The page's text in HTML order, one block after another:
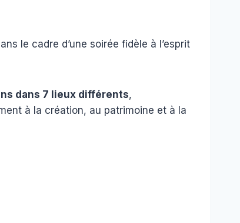
le cadre d’une soirée fidèle à l’esprit
dans 7 lieux différents,
à la création, au patrimoine et à la